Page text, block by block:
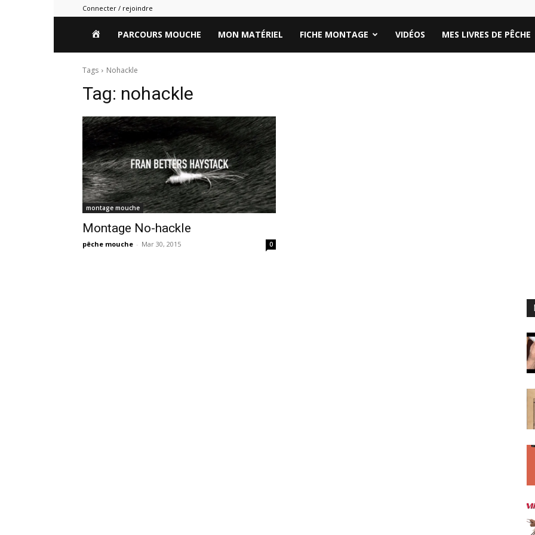
Connecter / rejoindre
HOMEPARCOURS MOUCHE MON MATÉRIEL FICHE MONTAGE VIDÉOS MES LIVRES DE PÊCHE
Tags Nohackle
Tag: nohackle
montage mouche
Montage No-hackle
pêche mouche - Mar 30, 2015 0